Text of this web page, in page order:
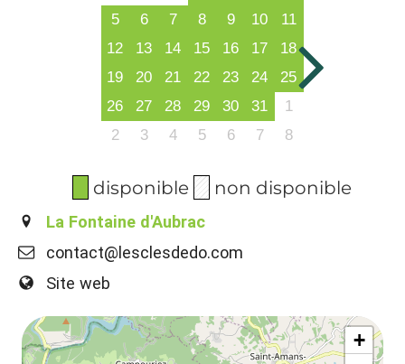
5
6 7 8 9 10
11
12
13 14 15 16 17
18
19
20 21 22 23 24
25
26
27 28 29 30 31
1
2
3 4 5 6 7 8
disponible non disponible
La Fontaine d'Aubrac
contact@lesclesdedo.com
Site web
+